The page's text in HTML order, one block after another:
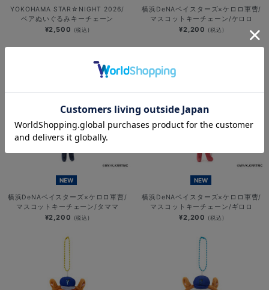
YOKOHAMA STAR☆NIGHT 2026/
ベアぬいぐるみキーチェーン
¥2,500 (税込)
横浜DeNAベイスターズ×ケロロ軍曹/
マスコットキーチェーン/ケロロ
¥2,200 (税込)
NEW
横浜DeNAベイスターズ×ケロロ軍曹/
マスコットキーチェーン/タママ
¥2,200 (税込)
NEW
横浜DeNAベイスターズ×ケロロ軍曹/
マスコットキーチェーン/ギロロ
¥2,200 (税込)